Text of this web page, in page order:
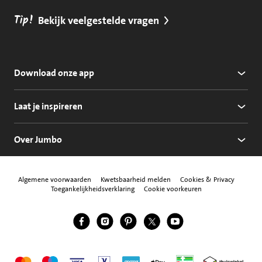
Tip! Bekijk veelgestelde vragen
Download onze app
Laat je inspireren
Over Jumbo
Algemene voorwaarden Kwetsbaarheid melden
Cookies & Privacy
Toegankelijkheidsverklaring
Cookie voorkeuren
Volg ons
Jumbo Facebook
Jumbo Instagram
Jumbo Pinterest
Jumbo Twitter
Jumbo YouTube
MastercardMaestroVisa Vpay American Express
Apple Pay Thuiswinkel